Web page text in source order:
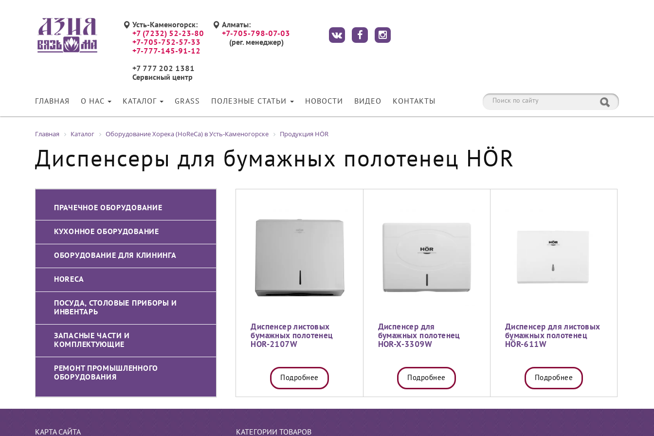
Усть-Каменогорск:
+7 (7232) 52-23-80
+7-705-752-57-33
+7-777-145-91-12
+7 777 202 1381
Сервисный центр
Алматы:
+7-705-798-07-03
(рег. менеджер)
ГЛАВНАЯ О НАС КАТАЛОГ GRASS ПОЛЕЗНЫЕ СТАТЬИ НОВОСТИ ВИДЕО КОНТАКТЫ
Главная Каталог Оборудование Хорека (HoReCa) в Усть-Каменогорске Продукция HÖR
Диспенсеры для бумажных полотенец HÖR
ПРАЧЕЧНОЕ ОБОРУДОВАНИЕ
КУХОННОЕ ОБОРУДОВАНИЕ
ОБОРУДОВАНИЕ ДЛЯ КЛИНИНГА
HORECA
ПОСУДА, СТОЛОВЫЕ ПРИБОРЫ И
ИНВЕНТАРЬ
ЗАПАСНЫЕ ЧАСТИ И
КОМПЛЕКТУЮЩИЕ
РЕМОНТ ПРОМЫШЛЕННОГО
ОБОРУДОВАНИЯ
Диспенсер листовых
бумажных полотенец
HOR-2107W
Подробнее
Диспенсер для
бумажных полотенец
HOR-X-3309W
Подробнее
Диспенсер для листовых
бумажных полотенец
HÖR-611W
Подробнее
КАРТА САЙТА КАТЕГОРИИ ТОВАРОВ